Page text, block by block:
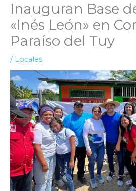
Inauguran Base
«Inés León» en
Paraíso del Tuy
/ Locales